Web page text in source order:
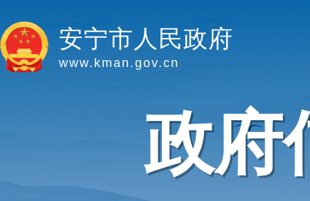
安宁市人民政府
www.kman.gov.cn
政府